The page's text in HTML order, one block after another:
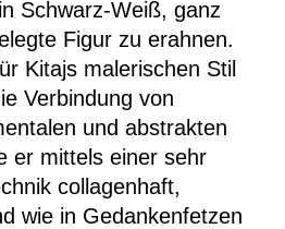
Schwarz-Weiß, ganz
Figur zu erahnen.
Kitajs malerischen Stil
Verbindung von
und abstrakten
er mittels einer sehr
collagenhaft,
wie in Gedankenfetzen